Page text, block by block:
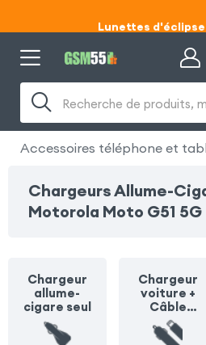
Code
Code
Recherche de produits,
Accessoires téléphone et
Chargeurs Allume-
Motorola Moto G51 5G
Chargeur
allume-
cigare seul
Chargeur
voiture +
Câble
Lightning